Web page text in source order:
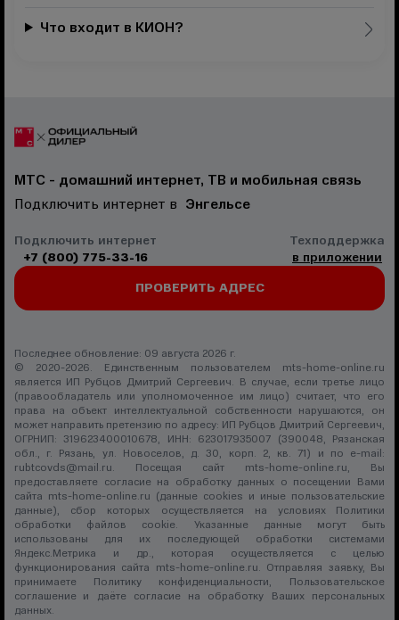
Что входит в КИОН?
МТС - домашний интернет, ТВ и мобильная связь
Подключить интернет в Энгельсе
Подключить интернет
+7 (800) 775-33-16
Техподдержка
в приложении
ПРОВЕРИТЬ АДРЕС
Последнее обновление: 09 августа 2026 г.
© 2020-2026. Единственным пользователем mts-home-online.ru
является ИП Рубцов Дмитрий Сергеевич. В случае, если третье лицо
(правообладатель или уполномоченное им лицо) считает, что его
права на объект интеллектуальной собственности нарушаются, он
может направить претензию по адресу: ИП Рубцов Дмитрий Сергеевич,
ОГРНИП: 319623400010678, ИНН: 623017935007 (390048, Рязанская
обл., г. Рязань, ул. Новоселов, д. 30, корп. 2, кв. 71) и по e-mail:
rubtcovds@mail.ru. Посещая сайт mts-home-online.ru, Вы
предоставляете согласие на обработку данных о посещении Вами
сайта mts-home-online.ru (данные cookies и иные пользовательские
данные), сбор которых осуществляется на условиях Политики
обработки файлов cookie. Указанные данные могут быть
использованы для их последующей обработки системами
Яндекс.Метрика и др., которая осуществляется с целью
функционирования сайта mts-home-online.ru. Отправляя заявку, Вы
принимаете Политику конфиденциальности, Пользовательское
соглашение и даёте согласие на обработку Ваших персональных
данных.